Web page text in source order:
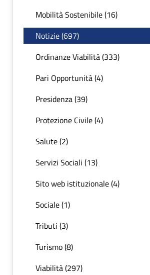
Mobilità Sostenibile (16)
Notizie (697)
Ordinanze Viabilità (333)
Pari Opportunità (4)
Presidenza (39)
Protezione Civile (4)
Salute (2)
Servizi Sociali (13)
Sito web istituzionale (4)
Sociale (1)
Tributi (3)
Turismo (8)
Viabilità (297)